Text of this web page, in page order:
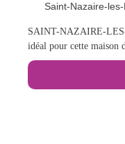
Saint-Nazaire-
SAINT-NAZAIRE-
idéal pour cette maison
rez-de-chaussée d'un
lumineux bénéficiant
jardin et d’un poêle à